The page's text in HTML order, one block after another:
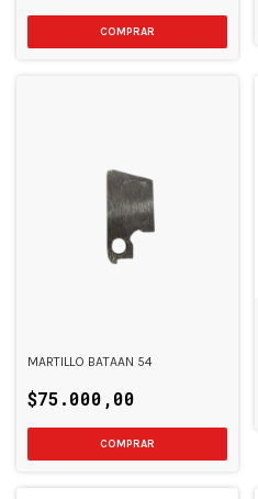
MARTILLO BATAAN 54
$75.000,00